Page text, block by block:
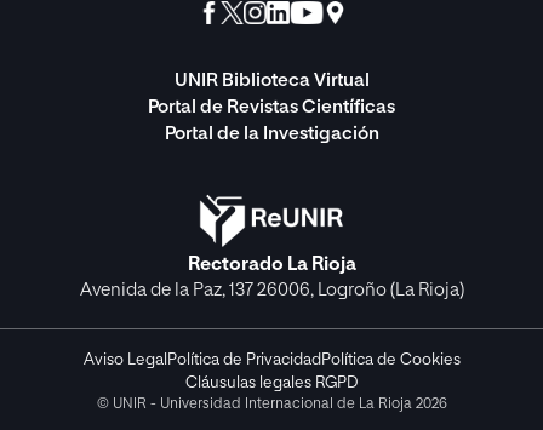
UNIR Biblioteca Virtual
Portal de Revistas Científicas
Portal de la Investigación
Rectorado La Rioja
Avenida de la Paz, 137 26006, Logroño (La Rioja)
Aviso Legal Política de Privacidad Política de Cookies
Cláusulas legales RGPD
© UNIR - Universidad Internacional de La Rioja 2026